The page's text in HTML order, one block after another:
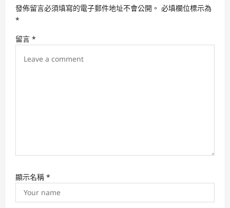
a
t
i
發佈留言必須填寫的電子郵件地址不會公開。 必填欄位標示為
*
留言 *
顯示名稱 *